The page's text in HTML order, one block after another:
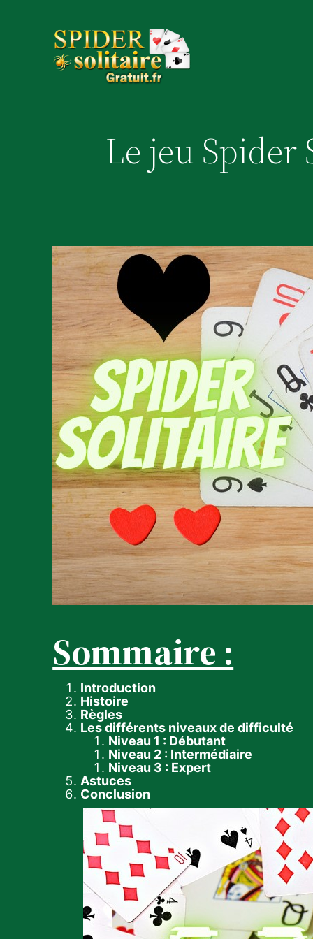
Le jeu
Sommaire :
Introduction
Histoire
Règles
Les différents niveaux de difficulté
Niveau 1 : Débutant
Niveau 2 : Intermédiaire
Niveau 3 : Expert
Astuces
Conclusion